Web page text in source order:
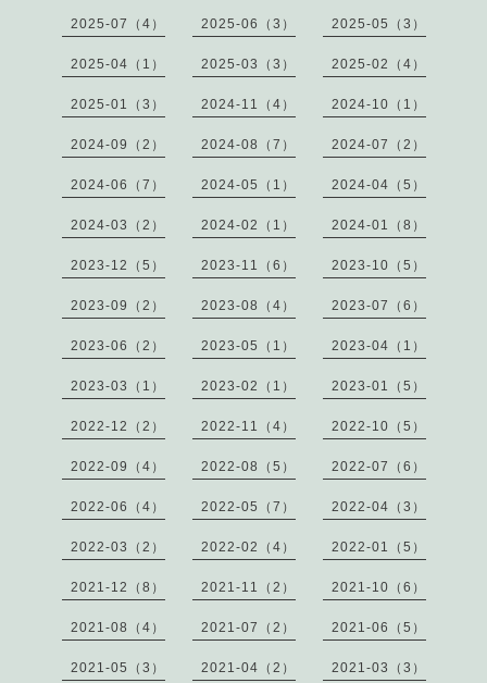
2025-07（4） 2025-06（3） 2025-05（3）
2025-04（1） 2025-03（3） 2025-02（4）
2025-01（3） 2024-11（4） 2024-10（1）
2024-09（2） 2024-08（7） 2024-07（2）
2024-06（7） 2024-05（1） 2024-04（5）
2024-03（2） 2024-02（1） 2024-01（8）
2023-12（5） 2023-11（6） 2023-10（5）
2023-09（2） 2023-08（4） 2023-07（6）
2023-06（2） 2023-05（1） 2023-04（1）
2023-03（1） 2023-02（1） 2023-01（5）
2022-12（2） 2022-11（4） 2022-10（5）
2022-09（4） 2022-08（5） 2022-07（6）
2022-06（4） 2022-05（7） 2022-04（3）
2022-03（2） 2022-02（4） 2022-01（5）
2021-12（8） 2021-11（2） 2021-10（6）
2021-08（4） 2021-07（2） 2021-06（5）
2021-05（3） 2021-04（2） 2021-03（3）